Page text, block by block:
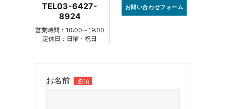
TEL03-6427-
8924
営業時間：10:00～19:00
定休日：日曜・祝日
お問い合わせフォーム
お名前 必須